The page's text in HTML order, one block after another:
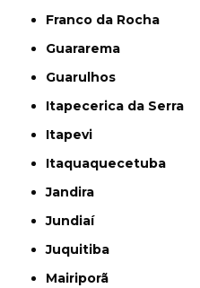
Franco da Rocha
Guararema
Guarulhos
Itapecerica da Serra
Itapevi
Itaquaquecetuba
Jandira
Jundiaí
Juquitiba
Mairiporã